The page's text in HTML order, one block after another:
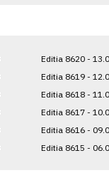
Editia 8620 -
Editia 8619 -
Editia 8618 -
Editia 8617 -
Editia 8616 -
Editia 8615 -